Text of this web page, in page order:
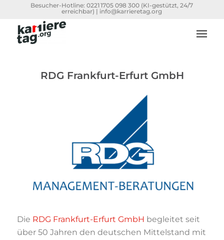
Besucher-Hotline:0221 1705 098 300 (KI-gestützt, 24/7
erreichbar) | info@karrieretag.org
RDG Frankfurt-Erfurt GmbH
Die RDG Frankfurt-Erfurt GmbH begleitet seit
über 50 Jahren den deutschen Mittelstand mit